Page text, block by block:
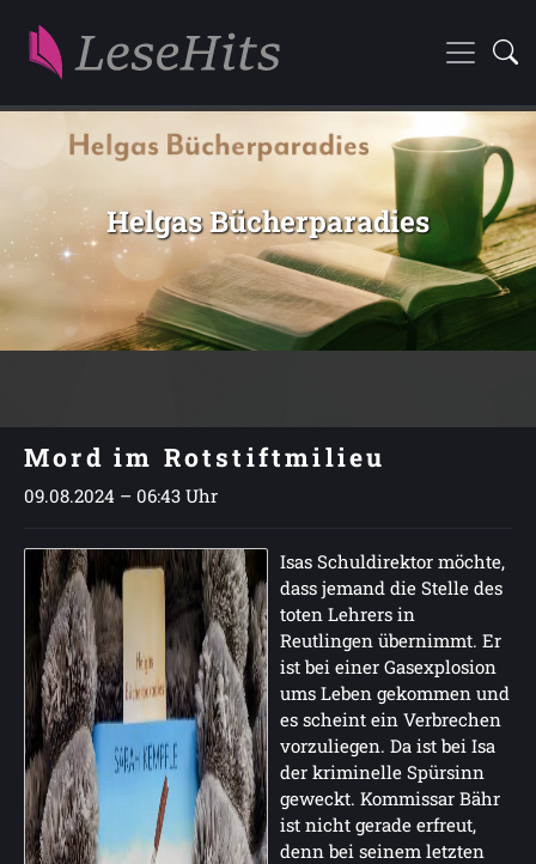
Helgas Bücherparadies
Mord im Rotstiftmilieu
09.08.2024 – 06:43 Uhr
Isas Schuldirektor möchte,
dass jemand die Stelle des
toten Lehrers in
Reutlingen übernimmt. Er
ist bei einer Gasexplosion
ums Leben gekommen und
es scheint ein Verbrechen
vorzuliegen. Da ist bei Isa
der kriminelle Spürsinn
geweckt. Kommissar Bähr
ist nicht gerade erfreut,
denn bei seinem letzten